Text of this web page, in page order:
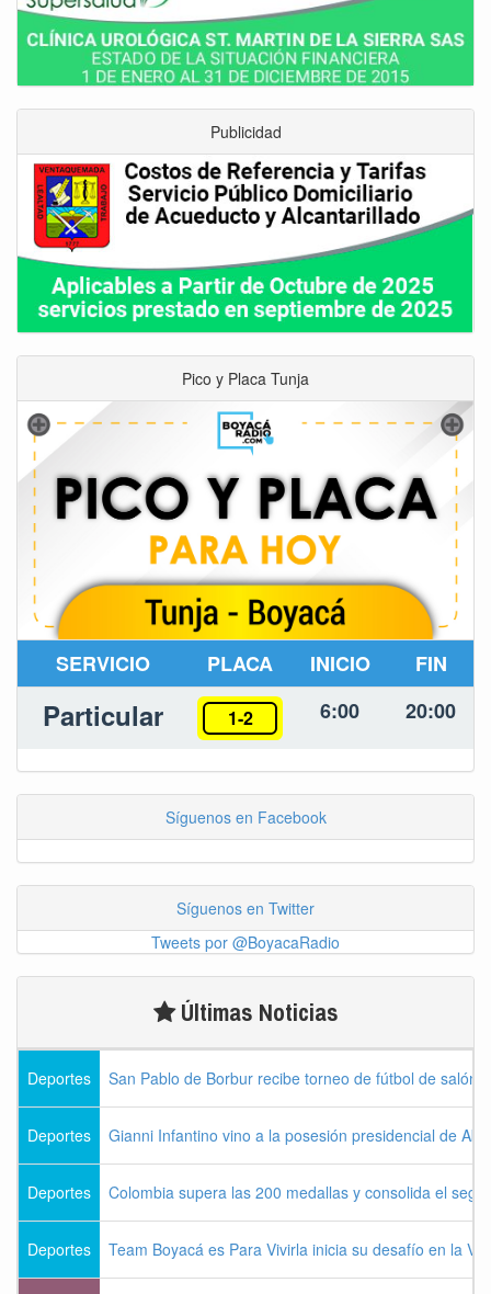
Publicidad
Pico y Placa Tunja
SERVICIO PLACA INICIO FIN
Particular 1-2 6:00 20:00
Síguenos en Facebook
Síguenos en Twitter
Tweets por @BoyacaRadio
Últimas Noticias
Deportes San Pablo de Borbur recibe torneo de fútbol de salón
Deportes Gianni Infantino vino a la posesión presidencial de
Deportes Colombia supera las 200 medallas y consolida el
Deportes Team Boyacá es Para Vivirla inicia su desafío en la